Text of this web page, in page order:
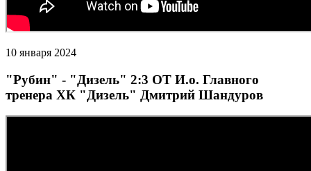
10 января 2024
"Рубин" - "Дизель" 2:3 ОТ И.о. Главного
тренера ХК "Дизель" Дмитрий Шандуров